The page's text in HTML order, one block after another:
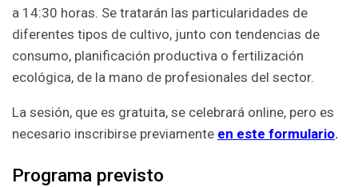
a 14:30 horas. Se tratarán las particularidades de
diferentes tipos de cultivo, junto con tendencias de
consumo, planificación productiva o fertilización
ecológica, de la mano de profesionales del sector.
La sesión, que es gratuita, se celebrará online, pero es
necesario inscribirse previamente en este formulario.
Programa previsto